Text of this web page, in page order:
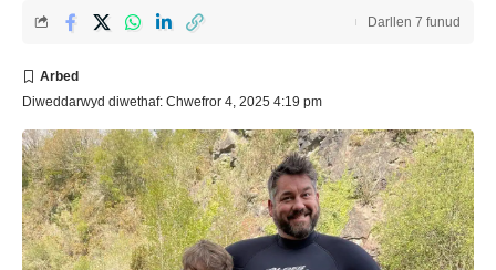
Diweddarwyd diwethaf: Chwefror 4, 2025 4:19 pm
Darllen 7 funud